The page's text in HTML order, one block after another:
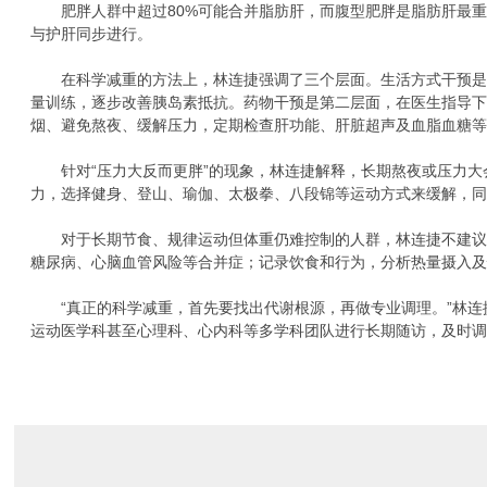
肥胖人群中超过80%可能合并脂肪肝，而腹型肥胖是脂肪肝最重
与护肝同步进行。
在科学减重的方法上，林连捷强调了三个层面。生活方式干预是
量训练，逐步改善胰岛素抵抗。药物干预是第二层面，在医生指导
烟、避免熬夜、缓解压力，定期检查肝功能、肝脏超声及血脂血糖
针对“压力大反而更胖”的现象，林连捷解释，长期熬夜或压力大
力，选择健身、登山、瑜伽、太极拳、八段锦等运动方式来缓解，
对于长期节食、规律运动但体重仍难控制的人群，林连捷不建议
糖尿病、心脑血管风险等合并症；记录饮食和行为，分析热量摄入
“真正的科学减重，首先要找出代谢根源，再做专业调理。”林连
运动医学科甚至心理科、心内科等多学科团队进行长期随访，及时